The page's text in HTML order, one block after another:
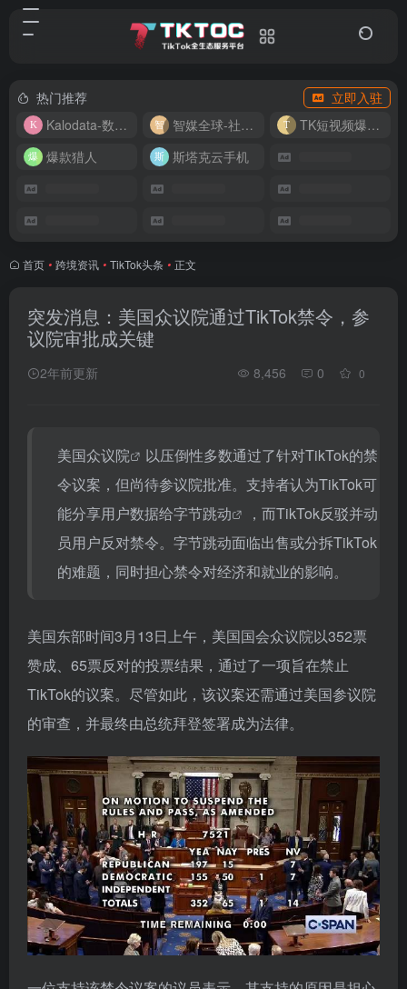
热门推荐
立即入驻
Kalodata-数据分析平台
智媒全球-社媒管理平台
TK短视频爆款复刻
爆款猎人
斯塔克云手机
首页 • 跨境资讯 • TikTok头条 • 正文
突发消息：美国众议院通过TikTok禁令，参
议院审批成关键
2年前更新 8,456 0 0
美国众议院
以压倒性多数通过了针对TikTok的禁
令议案，但尚待参议院批准。支持者认为TikTok可
能分享用户数据给字节跳动
，而TikTok反驳并动
员用户反对禁令。字节跳动面临出售或分拆TikTok
的难题，同时担心禁令对经济和就业的影响。
美国东部时间3月13日上午，美国国会众议院以352票
赞成、65票反对的投票结果，通过了一项旨在禁止
TikTok的议案。尽管如此，该议案还需通过美国参议院
的审查，并最终由总统拜登签署成为法律。